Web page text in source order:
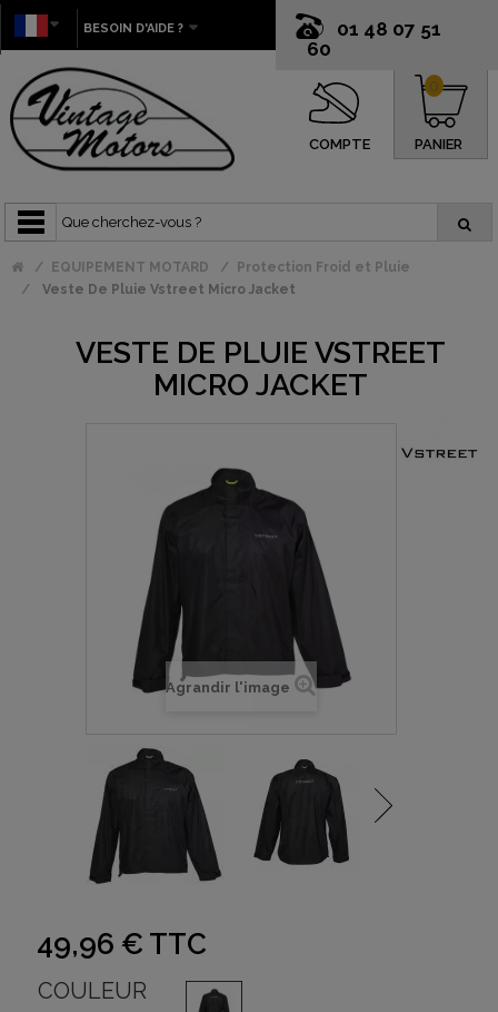
01 48 07 51
60
BESOIN D'AIDE ?
COMPTE PANIER
0
EQUIPEMENT MOTARD
Protection Froid et Pluie
Veste De Pluie Vstreet Micro Jacket
VESTE DE PLUIE VSTREET
MICRO JACKET
Agrandir l'image
49,96 € TTC
COULEUR